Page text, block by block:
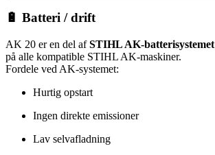
🔋 Batteri / drift
AK 20 er en del afSTIHL AK-batterisystemet
på alle kompatible STIHL AK-maskiner.
Fordele ved AK-systemet:
Hurtig opstart
Ingen direkte emissioner
Lav selvafladning